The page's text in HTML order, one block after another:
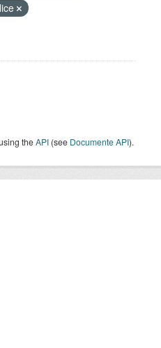
theAPI (see Documente API).